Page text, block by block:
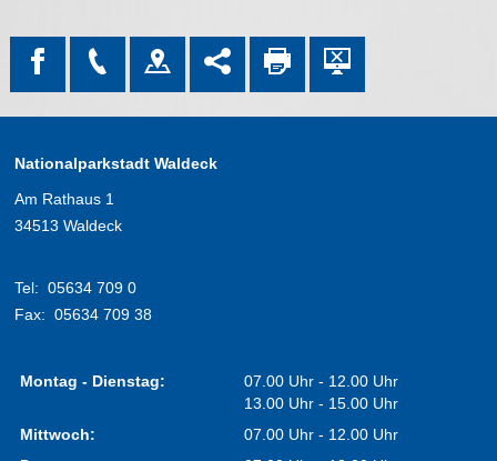
Nationalparkstadt Waldeck
Am Rathaus 1
34513 Waldeck
Tel: 05634 709 0
Fax: 05634 709 38
Montag - Dienstag:
07.00 Uhr - 12.00 Uhr
13.00 Uhr - 15.00 Uhr
Mittwoch:
07.00 Uhr - 12.00 Uhr